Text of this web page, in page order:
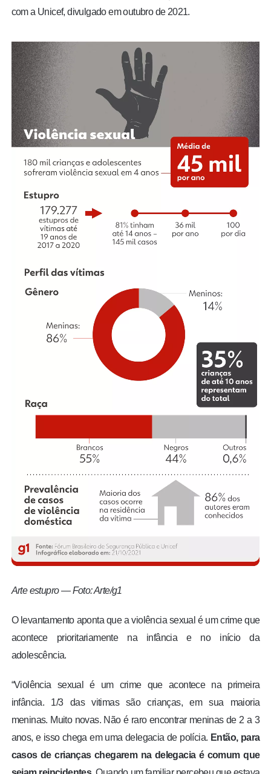
com a Unicef, divulgado em outubro de 2021.
Arte estupro — Foto: Arte/g1
O levantamento aponta que a violência sexual é um crime que
acontece prioritariamente na infância e no início da
adolescência.
“Violência sexual é um crime que acontece na primeira
infância. 1/3 das vitimas são crianças, em sua maioria
meninas. Muito novas. Não é raro encontrar meninas de 2 a 3
anos, e isso chega em uma delegacia de polícia. Então, para
casos de crianças chegarem na delegacia é comum que